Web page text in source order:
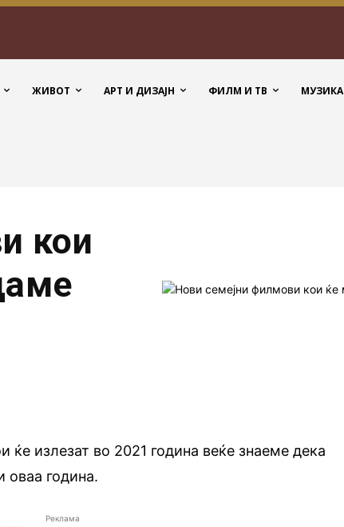
ЖИВОТ АРТ И ДИЗАЈН ФИЛМ И ТВ МУЗИКА
кои
ќе излезат во 2021 година веќе знаеме дека
оваа година.
Реклама